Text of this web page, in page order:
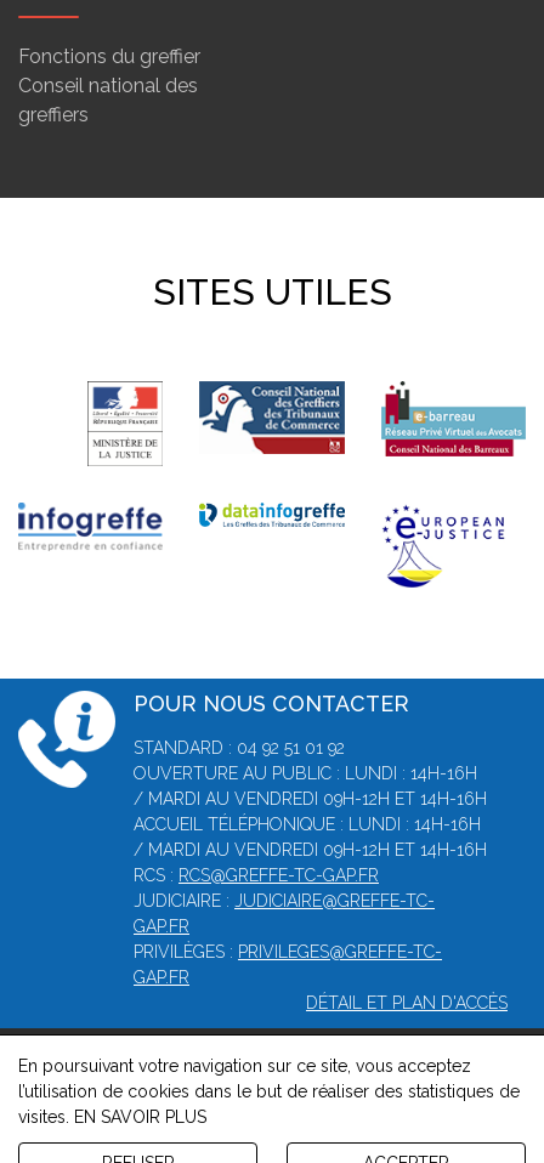
Fonctions du greffier
Conseil national des
greffiers
SITES UTILES
POUR NOUS CONTACTER
STANDARD : 04 92 51 01 92
OUVERTURE AU PUBLIC : LUNDI : 14H-16H
/ MARDI AU VENDREDI 09H-12H ET 14H-16H
ACCUEIL TÉLÉPHONIQUE : LUNDI : 14H-16H
/ MARDI AU VENDREDI 09H-12H ET 14H-16H
RCS : RCS@GREFFE-TC-GAP.FR
JUDICIAIRE : JUDICIAIRE@GREFFE-TC-
GAP.FR
PRIVILÈGES : PRIVILEGES@GREFFE-TC-
GAP.FR
DÉTAIL ET PLAN D'ACCÈS
© 2026, Greffe du Tribunal de Commerce de Gap -Mentions
légales-Contact -Gestion des cookies -Politique de
confidentialité et de cookies
Version : 1.8.1
En poursuivant votre navigation sur ce site, vous acceptez
l’utilisation de cookies dans le but de réaliser des statistiques de
visites.
EN SAVOIR PLUS